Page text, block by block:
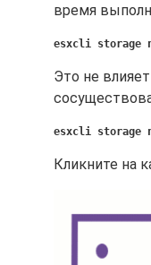
время
esxcli storage
Это не
esxcli storage
Кликните на